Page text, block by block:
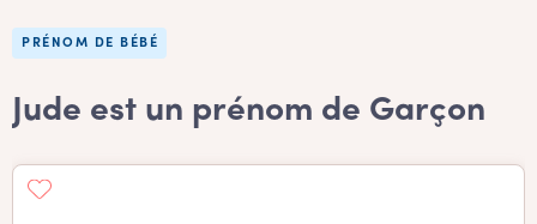
PRÉNOM DE BÉBÉ
Jude est un prénom de Garçon